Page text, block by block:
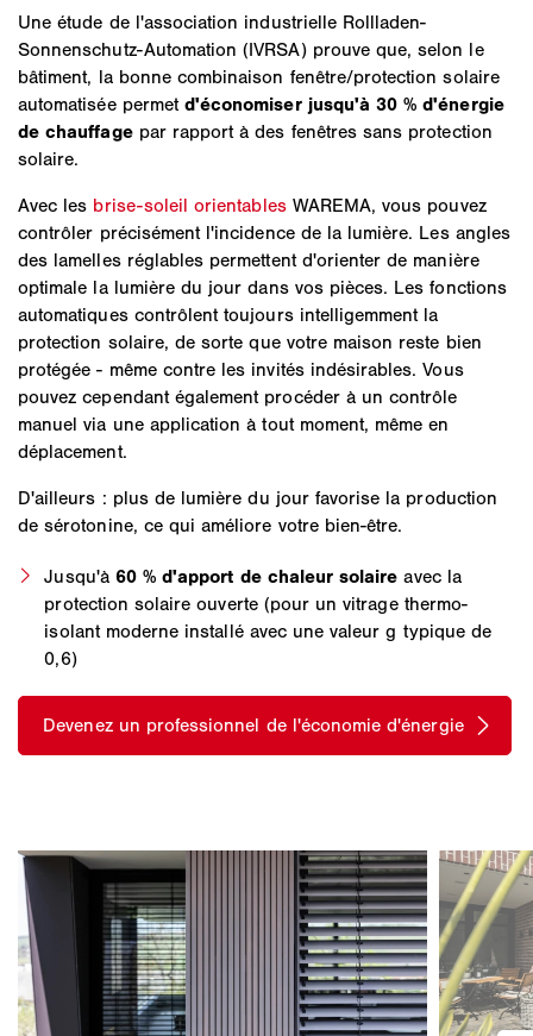
Une étude de l'association industrielle Rollladen-
Sonnenschutz-Automation (IVRSA) prouve que, selon le
bâtiment, la bonne combinaison fenêtre/protection solaire
automatisée permet d'économiser jusqu'à 30 % d'énergie
de chauffage par rapport à des fenêtres sans protection
solaire.
Avec les brise-soleil orientablesWAREMA, vous pouvez
contrôler précisément l'incidence de la lumière. Les angles
des lamelles réglables permettent d'orienter de manière
optimale la lumière du jour dans vos pièces. Les fonctions
automatiques contrôlent toujours intelligemment la
protection solaire, de sorte que votre maison reste bien
protégée - même contre les invités indésirables. Vous
pouvez cependant également procéder à un contrôle
manuel via une application à tout moment, même en
déplacement.
D'ailleurs : plus de lumière du jour favorise la production
de sérotonine, ce qui améliore votre bien-être.
Jusqu'à 60 % d'apport de chaleur solaireavec la
protection solaire ouverte (pour un vitrage thermo-
isolant moderne installé avec une valeur g typique de
0,6)